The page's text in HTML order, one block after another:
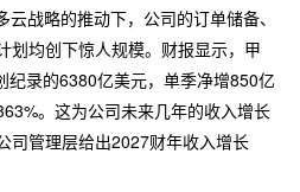
战略的推动下，公司的订单储备、
划均创下惊人规模。财报显示，甲
纪录的6380亿美元，单季净增850亿
。这为公司未来几年的收入增长
司管理层给出2027财年收入增长